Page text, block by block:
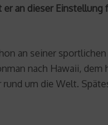
er an dieser
an seiner
nach Hawaii, dem
rund um die Welt.